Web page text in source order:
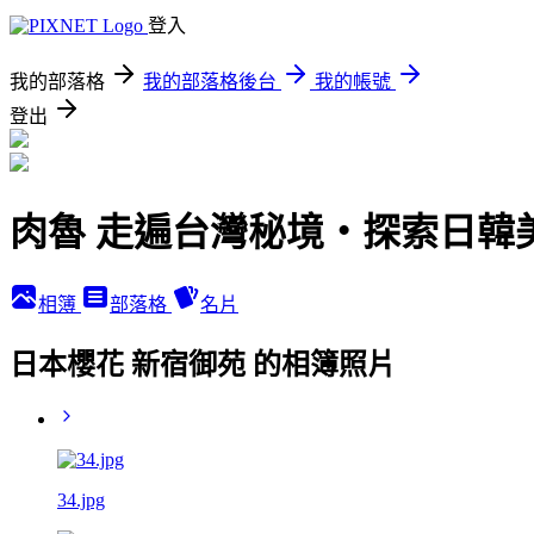
登入
我的部落格 我的部落格後台
我的帳號
登出
肉魯 走遍台灣秘境・探索日韓
相簿 部落格 名片
日本櫻花 新宿御苑 的相簿照片
34.jpg